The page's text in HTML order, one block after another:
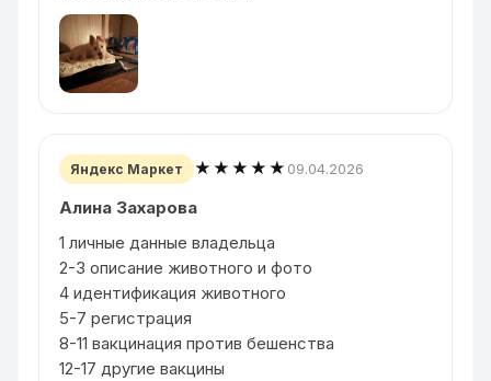
Яндекс Маркет ★★★★★ 09.04.2026
Алина Захарова
1 личные данные владельца
2-3 описание животного и фото
4 идентификация животного
5-7 регистрация
8-11 вакцинация против бешенства
12-17 другие вакцины